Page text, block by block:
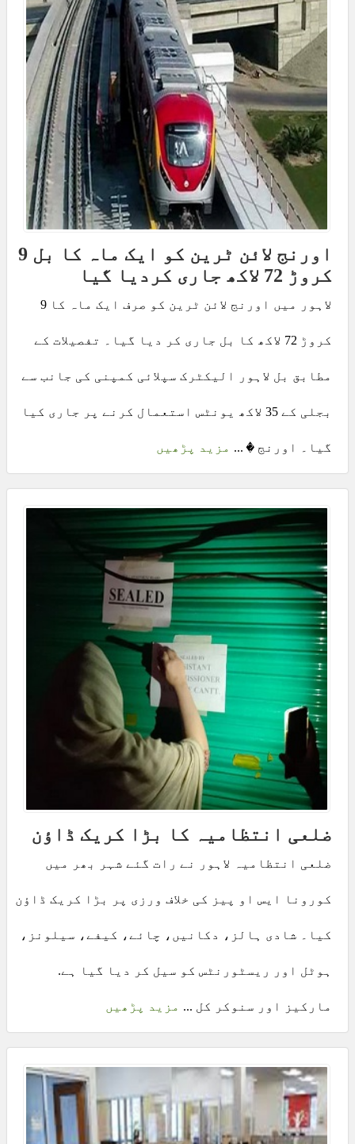
اورنج لائن ٹرین کو ایک ماہ کا بل 9
کروڑ 72 لاکھ جاری کردیا گیا
لاہور میں اورنج لائن ٹرین کو صرف ایک ماہ کا 9
کروڑ 72 لاکھ کا بل جاری کر دیا گیا۔ تفصیلات کے
مطابق بل لاہور الیکٹرک سپلائی کمپنی کی جانب سے
بجلی کے 35 لاکھ یونٹس استعمال کرنے پر جاری کیا
گیا۔ اورنج � ... مزید پڑھیں
ضلعی انتظامیہ کا بڑا کریک ڈاؤن
ضلعی انتظامیہ لاہور نے رات گئے شہر بھر میں
کورونا ایس او پیز کی خلاف ورزی پر بڑا کریک ڈاؤن
کیا۔ شادی ہالز، دکانیں، چائے، کیفے، سیلونز،
ہوٹل اور ریسٹورنٹس کو سیل کر دیا گیا ہے.
مارکیز اور سنوکر کل ... مزید پڑھیں